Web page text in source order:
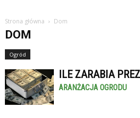
Strona główna Dom
DOM
Ogród
ILE ZARABIA
ARANŻACJA OGRODU